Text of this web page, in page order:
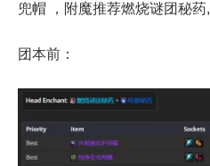
兜帽 ，附魔推荐燃烧谜团秘药,
团本前：